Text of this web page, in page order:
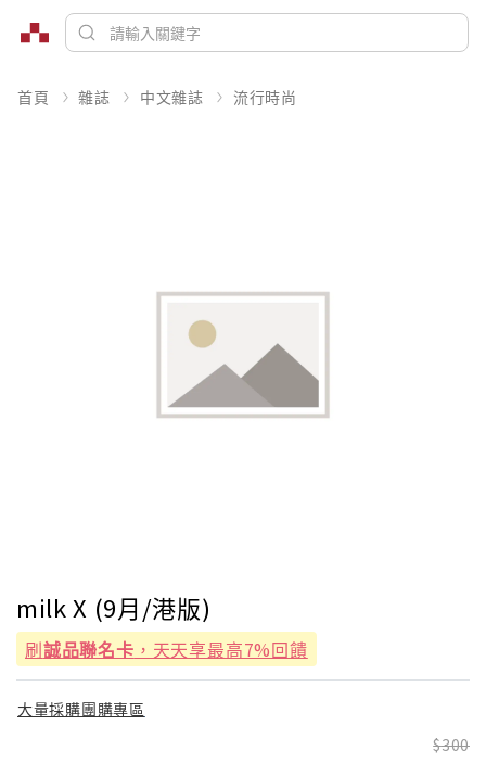
首頁 雜誌 中文雜誌 流行時尚
milk X (9月/港版)
刷誠品聯名卡 ，天天享最高7%回饋
大量採購團購專區
300